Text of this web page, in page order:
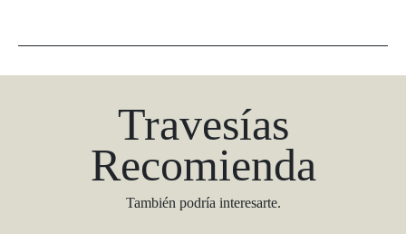
Travesías
Recomienda
También podría interesarte.